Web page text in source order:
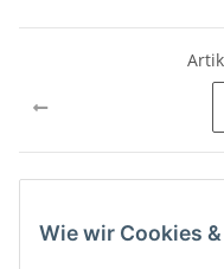
Wie wir Cookies
Kategorien